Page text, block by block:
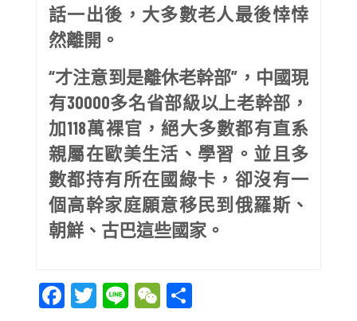
話一出後，大多數老人最後悻悻
然離開。
“才注意到是離休老幹部”，中國現
有30000多名省部級以上老幹部，
加118萬裸官，絕大多數都有直系
親屬在歐美生活、學習。並且多
數都持有所在國綠卡，卻沒有一
個高幹家庭願意移民到俄羅斯、
朝鮮、古巴這些國家。
Facebook
Twitter
LineWeChat